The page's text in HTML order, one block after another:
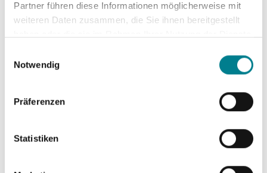
Partner führen diese Informationen möglicherweise mit
weiteren Daten zusammen, die Sie ihnen bereitgestellt
Cookies, wenn Sie unsere Webseite weiterhin nutzen.
Notwendig
Präferenzen
Statistiken
"Teilruptur des
Außenbandes" - Dr. Fritz im
Interview mit FuPa.net
Veröffentlicht am
Sebastian Kantz vom FV Ettlingenweier erlitt